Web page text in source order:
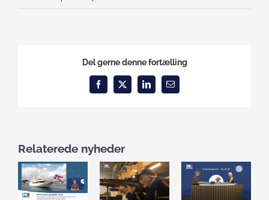
Del gerne denne fortælling
Facebook
X LinkedInEmail
Relaterede nyheder